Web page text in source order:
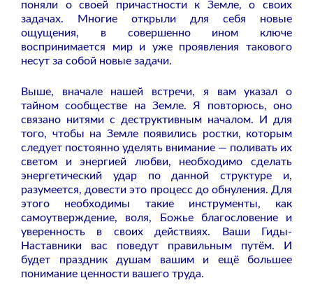
поняли о своей причастности к Земле, о своих
задачах. Многие открыли для себя новые
ощущения, в совершенно ином ключе
воспринимается мир и уже проявления такового
несут за собой новые задачи.
Выше, вначале нашей встречи, я вам указал о
тайном сообществе на Земле. Я повторюсь, оно
связано нитями с деструктивным началом. И для
того, чтобы на Земле появились ростки, которым
следует постоянно уделять внимание — поливать их
светом и энергией любви, необходимо сделать
энергетический удар по данной структуре и,
разумеется, довести это процесс до обнуления. Для
этого необходимы такие инструменты, как
самоутверждение, воля, Божье благословение и
уверенность в своих действиях. Ваши Гиды-
Наставники вас поведут правильным путём. И
будет праздник душам вашим и ещё большее
понимание ценности вашего труда.